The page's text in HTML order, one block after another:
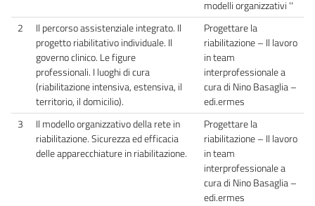
modelli organizzativi ''
2
Il percorso assistenziale integrato. Il
progetto riabilitativo individuale. Il
governo clinico. Le figure
professionali. I luoghi di cura
(riabilitazione intensiva, estensiva, il
territorio, il domicilio).
Progettare la
riabilitazione – Il lavoro
in team
interprofessionale a
cura di Nino Basaglia –
edi.ermes
3
Il modello organizzativo della rete in
riabilitazione. Sicurezza ed efficacia
delle apparecchiature in riabilitazione.
Progettare la
riabilitazione – Il lavoro
in team
interprofessionale a
cura di Nino Basaglia –
edi.ermes